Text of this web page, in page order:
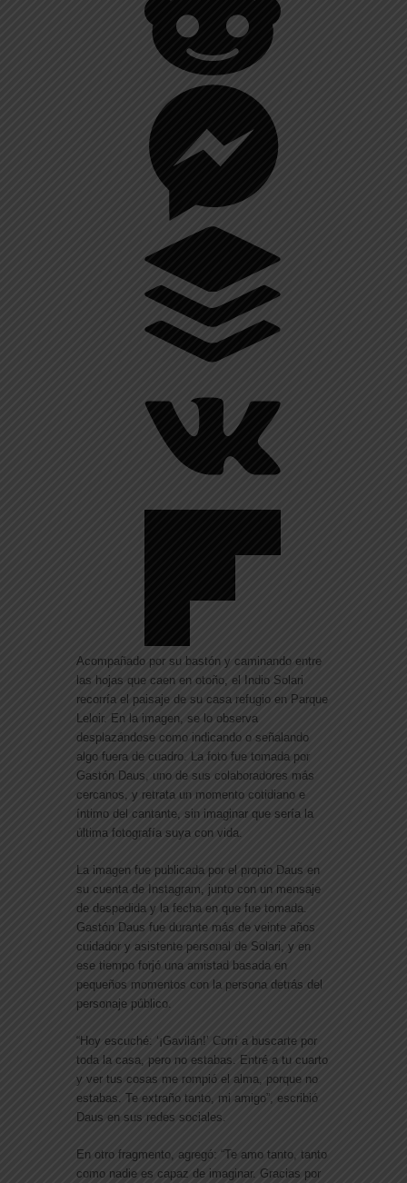
Acompañado por su bastón y caminando entre
las hojas que caen en otoño, el Indio Solari
recorría el paisaje de su casa refugio en Parque
Leloir. En la imagen, se lo observa
desplazándose como indicando o señalando
algo fuera de cuadro. La foto fue tomada por
Gastón Daus, uno de sus colaboradores más
cercanos, y retrata un momento cotidiano e
íntimo del cantante, sin imaginar que sería la
última fotografía suya con vida.
La imagen fue publicada por el propio Daus en
su cuenta de Instagram, junto con un mensaje
de despedida y la fecha en que fue tomada.
Gastón Daus fue durante más de veinte años
cuidador y asistente personal de Solari, y en
ese tiempo forjó una amistad basada en
pequeños momentos con la persona detrás del
personaje público.
“Hoy escuché: ‘¡Gavilán!’ Corrí a buscarte por
toda la casa, pero no estabas. Entré a tu cuarto
y ver tus cosas me rompió el alma, porque no
estabas. Te extraño tanto, mi amigo”, escribió
Daus en sus redes sociales.
En otro fragmento, agregó: “Te amo tanto, tanto
como nadie es capaz de imaginar. Gracias por